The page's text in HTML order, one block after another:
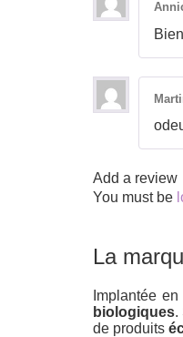
Bien
Add a review
You must be
La
Implantée
biologiques.
de produits